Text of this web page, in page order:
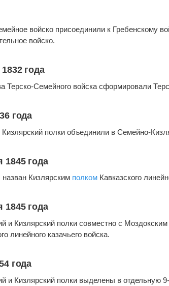
войско присоединили к Гребенскому
войско.
года
Терско-Семейного войска сформировали
года
Кизлярский полки объединили в Семейно-
1845 года
Кизлярским полком Кавказского
1845 года
и Кизлярский полки совместно с Моздокским
линейного казачьего войска.
года
и Кизлярский полки выделены в отдельную